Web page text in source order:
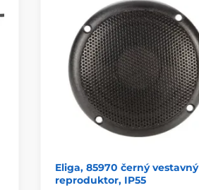
Eliga, 85970 černý vestavný
reproduktor, IP55